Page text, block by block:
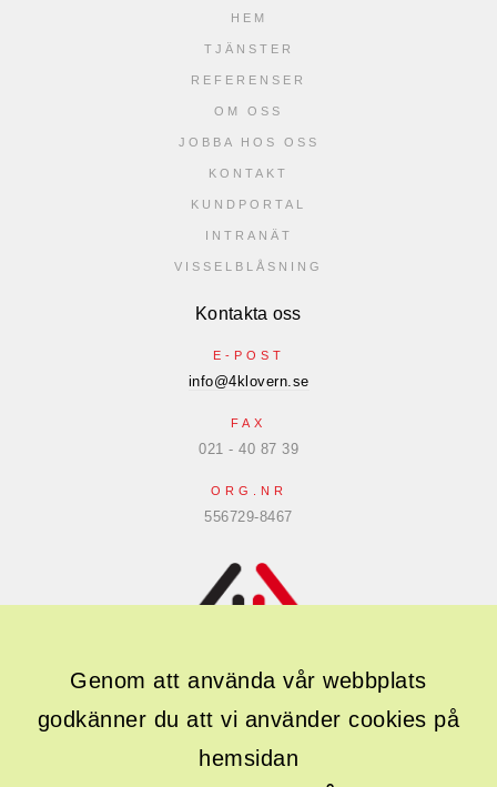
Genom att använda vår webbplats
godkänner du att vi använder cookies på
hemsidan
HEM
TJÄNSTER
REFERENSER
OM OSS
JOBBA HOS OSS
KONTAKT
KUNDPORTAL
INTRANÄT
VISSELBLÅSNING
Kontakta oss
E-POST
info@4klovern.se
FAX
021 - 40 87 39
ORG.NR
556729-8467